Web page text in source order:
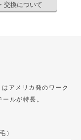
交換について
アメリカ発のワーク
ルが特長。
）